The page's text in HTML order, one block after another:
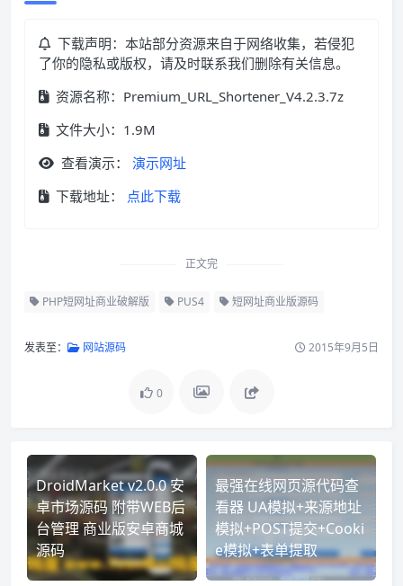
下载声明：本站部分资源来自于网络收集，若侵犯
了你的隐私或版权，请及时联系我们删除有关信息。
资源名称：Premium_URL_Shortener_V4.2.3.7z
文件大小：1.9M
查看演示：
演示网址
下载地址：
点此下载
正文完
PHP短网址商业破解版 PUS4 短网址商业版源码
发表至： 网站源码 2015年9月5日
0
DroidMarket v2.0.0 安
卓市场源码 附带WEB后
台管理 商业版安卓商城
源码
最强在线网页源代码查
看器 UA模拟+来源地址
模拟+POST提交+Cooki
e模拟+表单提取